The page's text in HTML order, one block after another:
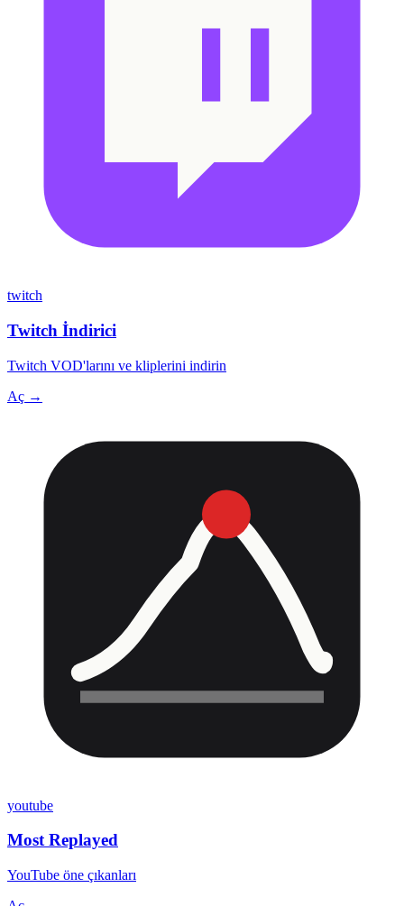
twitch
Twitch İndirici
Twitch VOD'larını ve kliplerini indirin
Aç →
youtube
Most Replayed
YouTube öne çıkanları